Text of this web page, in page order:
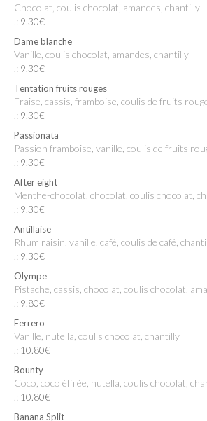
Chocolat, coulis chocolat, amandes, chantilly
.: 9.30€
Dame blanche
Vanille, coulis chocolat, amandes, chantilly
.: 9.30€
Tentation fruits rouges
Fraise, cassis, framboise, coulis de fruits
.: 9.30€
Passionata
Passion framboise, vanille, coulis de fruits
.: 9.30€
After eight
Menthe-chocolat, chocolat, coulis chocolat,
.: 9.30€
Antillaise
Rhum raisin, vanille, café, coulis de café,
.: 9.30€
Olympe
Pistache, cassis, chocolat, coulis chocolat,
.: 9.80€
Ferrero
Vanille, nutella, coulis chocolat, chantilly
.: 10.80€
Bounty
Coco, coco éffilée, nutella, coulis chocolat,
.: 10.80€
Banana Split